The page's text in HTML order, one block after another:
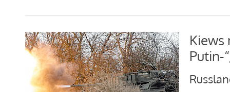
Kiews
Putin-